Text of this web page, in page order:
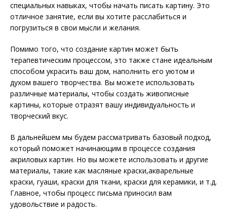
специальных навыках, чтобы начать писать картину. Это
отличное занятие, если вы хотите расслабиться и
погрузиться в свои мысли и желания.
Помимо того, что создание картин может быть
терапевтическим процессом, это также стане идеальным
способом украсить ваш дом, наполнить его уютом и
духом вашего творчества. Вы можете использовать
различные материалы, чтобы создать живописные
картины, которые отразят вашу индивидуальность и
творческий вкус.
В дальнейшем мы будем рассматривать базовый подход,
который поможет начинающим в процессе создания
акриловых картин. Но вы можете использовать и другие
материалы, такие как масляные краски,акварельные
краски, гуаши, краски для ткани, краски для керамики, и т.д.
Главное, чтобы процесс письма приносил вам
удовольствие и радость.